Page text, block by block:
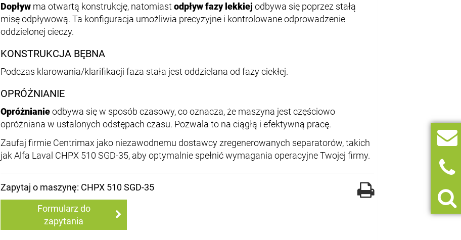
Dopływ ma otwartą konstrukcję, natomiast odpływ fazy lekkiej odbywa się poprzez stałą
misę odpływową. Ta konfiguracja umożliwia precyzyjne i kontrolowane odprowadzenie
oddzielonej cieczy.
KONSTRUKCJA BĘBNA
Podczas klarowania/klarifikacji faza stała jest oddzielana od fazy ciekłej.
OPRÓŻNIANIE
Opróżnianieodbywa się w sposób czasowy, co oznacza, że maszyna jest częściowo
opróżniana w ustalonych odstępach czasu. Pozwala to na ciągłą i efektywną pracę.
Zaufaj firmie Centrimax jako niezawodnemu dostawcy zregenerowanych separatorów, takich
jak Alfa Laval CHPX 510 SGD-35, aby optymalnie spełnić wymagania operacyjne Twojej firmy.
Zapytaj o maszynę: CHPX 510 SGD-35
Formularz do
zapytania